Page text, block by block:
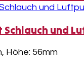
Schlauch und
Höhe: 56mm